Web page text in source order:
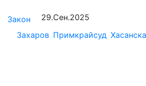
Закон
29.Сен.2025
Захаров Примкрайсуд